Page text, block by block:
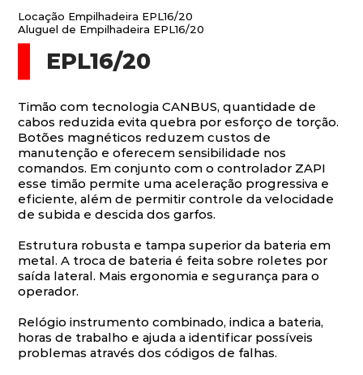
Locação Empilhadeira EPL16/20
Aluguel de Empilhadeira EPL16/20
EPL16/20
Timão com tecnologia CANBUS, quantidade de
cabos reduzida evita quebra por esforço de torção.
Botões magnéticos reduzem custos de
manutenção e oferecem sensibilidade nos
comandos. Em conjunto com o controlador ZAPI
esse timão permite uma aceleração progressiva e
eficiente, além de permitir controle da velocidade
de subida e descida dos garfos.
Estrutura robusta e tampa superior da bateria em
metal. A troca de bateria é feita sobre roletes por
saída lateral. Mais ergonomia e segurança para o
operador.
Relógio instrumento combinado, indica a bateria,
horas de trabalho e ajuda a identificar possíveis
problemas através dos códigos de falhas.